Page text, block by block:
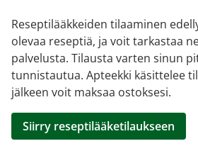
Reseptilääkkeiden tilaaminen
olevaa reseptiä, ja voit tarkastaa
palvelusta. Tilausta varten sinun
tunnistautua. Apteekki käsittelee
jälkeen voit maksaa ostoksesi.
Siirry reseptilääketilaukseen